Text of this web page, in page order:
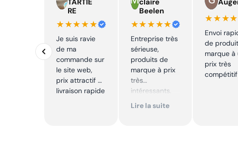
RE
★★★★★
Je suis ravie
de ma
commande sur
le site web,
prix attractif et
livraison rapide
Beelen
★★★★★
Entreprise très
sérieuse,
produits de
marque à prix
très
intéressants.
Excellent suivi !
Lire la suite
Envoi
de
marque à
prix très
compétitif